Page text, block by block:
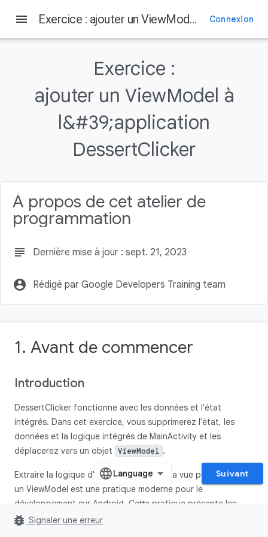
1. Avant de commencer
Prérequis
Ce dont vous avez besoin
Objectifs de l'atelier
menu Exercice : ajouter un ViewModel à l&#39;application DessertClicker Connexion
Exercice :
ajouter un ViewModel à
l&#39;application
DessertClicker
À propos de cet atelier de
programmation
subject Dernière mise à jour : sept. 21, 2023
account_circle Rédigé par Google Developers Training team
1. Avant de commencer
Introduction
DessertClicker fonctionne avec les données et l'état
intégrés. Dans cet exercice, vous supprimerez l'état, les
données et la logique intégrés de MainActivity et les
déplacerez vers un objet
ViewModel .
Extraire la logique d'une application de la vue pour en faire
un ViewModel est une pratique moderne pour le
développement sur Android. Cette pratique présente les
avantages suivants :
Suivant
bug_report Signaler une erreur